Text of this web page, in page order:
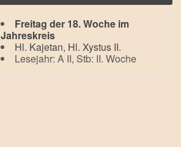
Freitag der 18. Woche im
Jahreskreis
Hl. Kajetan, Hl. Xystus II.
Lesejahr: A II, Stb: II. Woche